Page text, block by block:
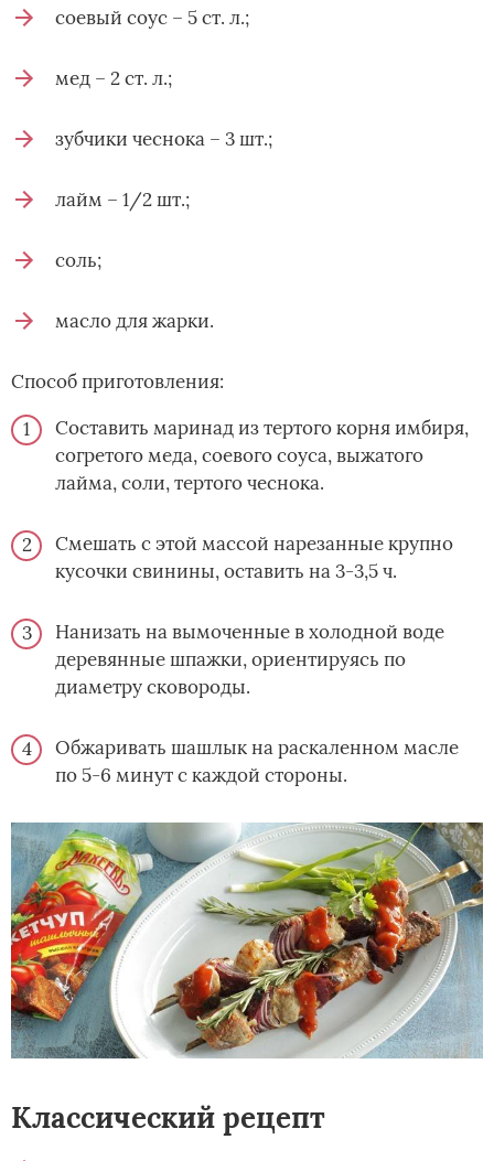
соевый соус – 5 ст. л.;
мед – 2 ст. л.;
зубчики чеснока – 3 шт.;
лайм – 1/2 шт.;
соль;
масло для жарки.
Способ приготовления:
Составить маринад из тертого корня имбиря,
согретого меда, соевого соуса, выжатого
лайма, соли, тертого чеснока.
Смешать с этой массой нарезанные крупно
кусочки свинины, оставить на 3-3,5 ч.
Нанизать на вымоченные в холодной воде
деревянные шпажки, ориентируясь по
диаметру сковороды.
Обжаривать шашлык на раскаленном масле
по 5-6 минут с каждой стороны.
Классический рецепт